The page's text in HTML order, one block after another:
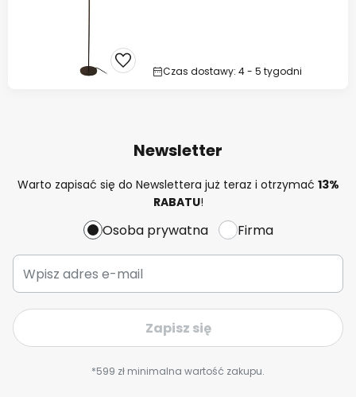
Czas dostawy: 4 - 5 tygodni
Newsletter
Warto zapisać się do Newslettera już teraz i otrzymać 13%
RABATU!
Osoba prywatna Firma
Zapisz się
*599 zł minimalna wartość zakupu.